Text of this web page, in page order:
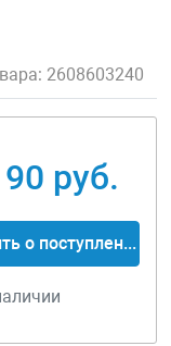
2608603240
руб.
Сообщить о поступлении